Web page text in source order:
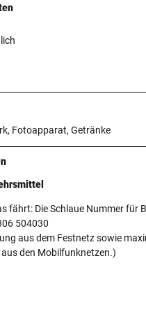
Fotoapparat, Getränke
fährt: Die Schlaue Nummer für
504030
aus dem Festnetz sowie
den Mobilfunknetzen.)